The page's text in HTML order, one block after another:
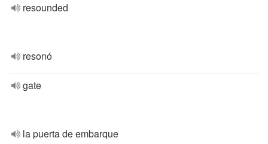
resounded
resonó
gate
la puerta de embarque